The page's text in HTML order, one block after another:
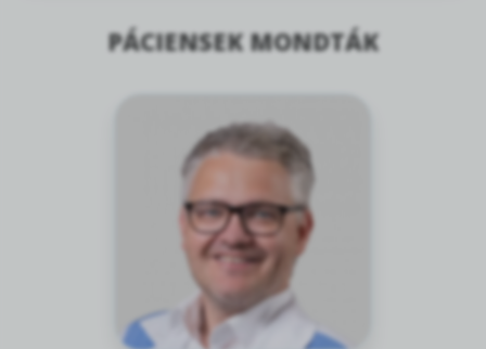
PÁCIENSEK MONDTÁK